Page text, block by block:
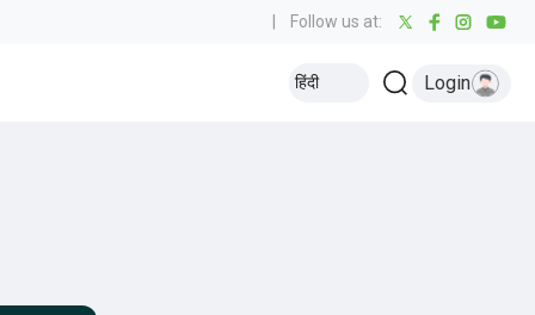
Follow us at:
हिंदी Login